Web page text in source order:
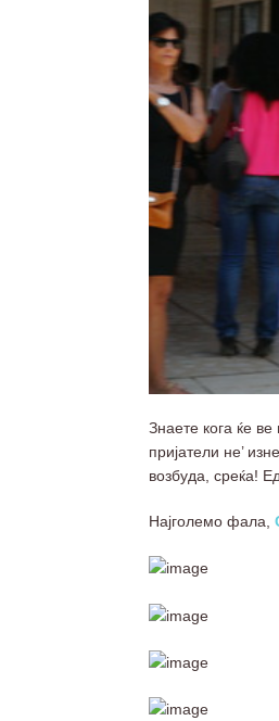
Знаете кога ќе
пријатели не’
возбуда, среќа!
Најголемо фала,